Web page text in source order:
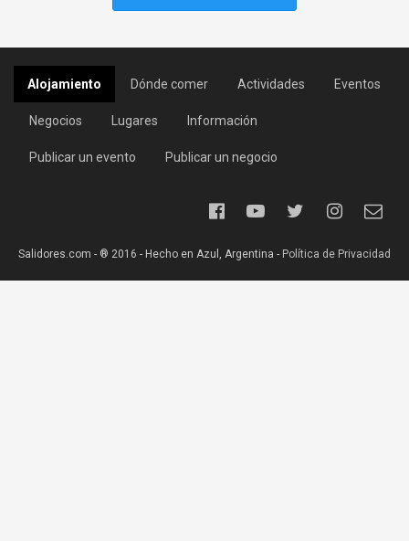
Alojamiento Dónde comer Actividades Eventos
Negocios Lugares Información
Publicar un evento Publicar un negocio
Salidores.com - ® 2016 - Hecho en Azul, Argentina - Política de Privacidad